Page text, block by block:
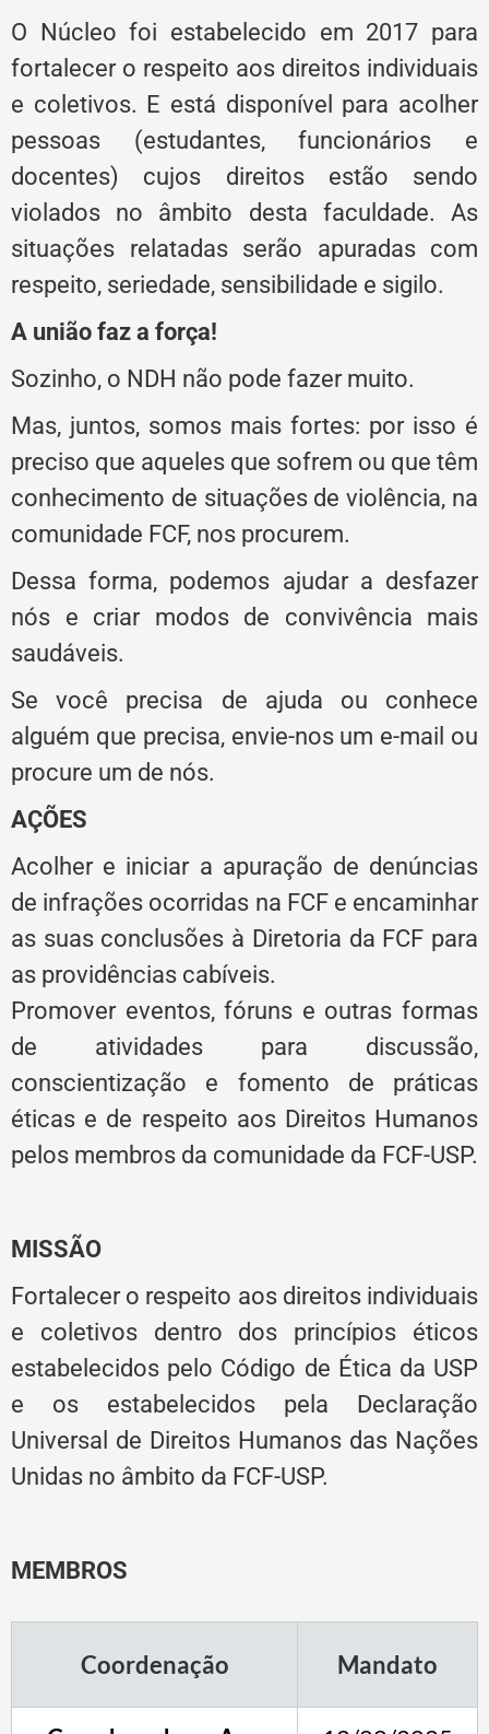
O Núcleo foi estabelecido em 2017 para
fortalecer o respeito aos direitos individuais
e coletivos. E está disponível para acolher
pessoas (estudantes, funcionários e
docentes) cujos direitos estão sendo
violados no âmbito desta faculdade. As
situações relatadas serão apuradas com
respeito, seriedade, sensibilidade e sigilo.
A união faz a força!
Sozinho, o NDH não pode fazer muito.
Mas, juntos, somos mais fortes: por isso é
preciso que aqueles que sofrem ou que têm
conhecimento de situações de violência, na
comunidade FCF, nos procurem.
Dessa forma, podemos ajudar a desfazer
nós e criar modos de convivência mais
saudáveis.
Se você precisa de ajuda ou conhece
alguém que precisa, envie-nos um e-mail ou
procure um de nós.
AÇÕES
Acolher e iniciar a apuração de denúncias
de infrações ocorridas na FCF e encaminhar
as suas conclusões à Diretoria da FCF para
as providências cabíveis.
Promover eventos, fóruns e outras formas
de atividades para discussão,
conscientização e fomento de práticas
éticas e de respeito aos Direitos Humanos
pelos membros da comunidade da FCF-USP.
MISSÃO
Fortalecer o respeito aos direitos individuais
e coletivos dentro dos princípios éticos
estabelecidos pelo Código de Ética da USP
e os estabelecidos pela Declaração
Universal de Direitos Humanos das Nações
Unidas no âmbito da FCF-USP.
MEMBROS
Coordenação Mandato